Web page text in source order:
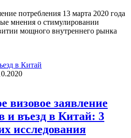
потребления 13 марта 2020 года
мнения о стимулировании
мощного внутреннего рынка
визовое заявление
и въезд в Китай: 3
исследования